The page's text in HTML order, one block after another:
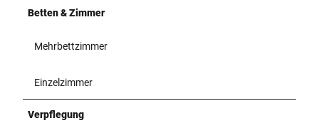
Betten & Zimmer
Mehrbettzimmer
Einzelzimmer
Verpflegung